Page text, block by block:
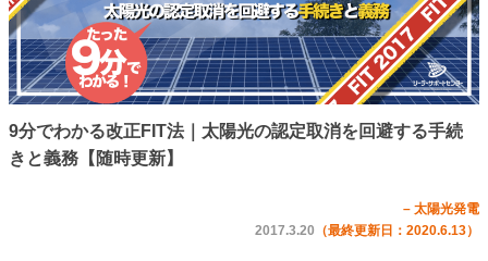
9分でわかる改正FIT法｜太陽光の認定取消を回避する手続
きと義務【随時更新】
– 太陽光発電
2017.3.20 （最終更新日：2020.6.13）